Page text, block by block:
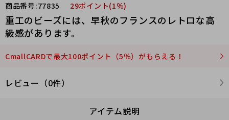
商品番号:77835 29ポイント(1％)
重工のビーズには、早秋のフランスのレトロな高
級感があります。
CmallCARDで最大100ポイント（5％）がもらえる！
レビュー（0件）
アイテム説明